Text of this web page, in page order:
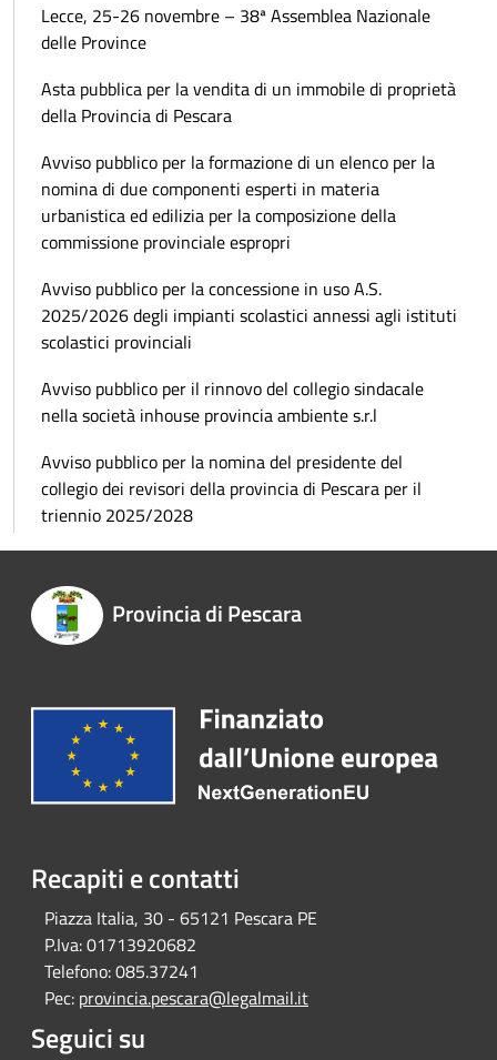
Lecce, 25-26 novembre – 38ª Assemblea Nazionale
delle Province
Asta pubblica per la vendita di un immobile di proprietà
della Provincia di Pescara
Avviso pubblico per la formazione di un elenco per la
nomina di due componenti esperti in materia
urbanistica ed edilizia per la composizione della
commissione provinciale espropri
Avviso pubblico per la concessione in uso A.S.
2025/2026 degli impianti scolastici annessi agli istituti
scolastici provinciali
Avviso pubblico per il rinnovo del collegio sindacale
nella società inhouse provincia ambiente s.r.l
Avviso pubblico per la nomina del presidente del
collegio dei revisori della provincia di Pescara per il
triennio 2025/2028
Provincia di Pescara
Recapiti e contatti
Piazza Italia, 30 - 65121 Pescara PE
P.Iva:01713920682
Telefono:085.37241
Pec: provincia.pescara@legalmail.it
Seguici su